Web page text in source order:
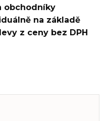
obchodníky
na základě
z ceny bez DPH